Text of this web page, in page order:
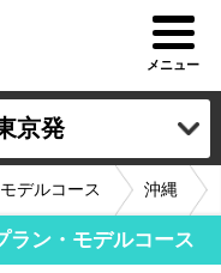
メニュー
京発
デルコース 沖縄
ラン・モデルコース